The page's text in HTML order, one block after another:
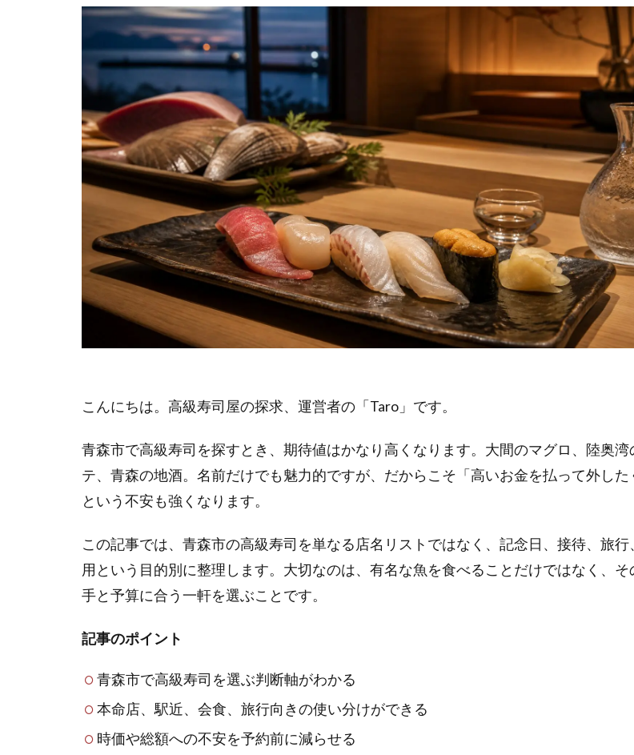
こんにちは。高級寿司屋の探求、運営者の「Taro」です。
青森市で高級寿司を探すとき、期待値はかなり高くなります。大間のマグロ、陸奥湾
テ、青森の地酒。名前だけでも魅力的ですが、だからこそ「高いお金を払って外した
という不安も強くなります。
この記事では、青森市の高級寿司を単なる店名リストではなく、記念日、接待、旅行
用という目的別に整理します。大切なのは、有名な魚を食べることだけではなく、そ
手と予算に合う一軒を選ぶことです。
記事のポイント
青森市で高級寿司を選ぶ判断軸がわかる
本命店、駅近、会食、旅行向きの使い分けができる
時価や総額への不安を予約前に減らせる